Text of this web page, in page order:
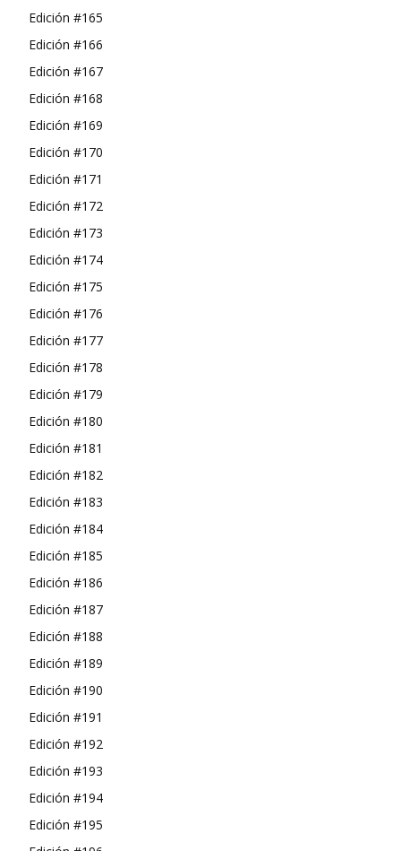
Edición #165
Edición #166
Edición #167
Edición #168
Edición #169
Edición #170
Edición #171
Edición #172
Edición #173
Edición #174
Edición #175
Edición #176
Edición #177
Edición #178
Edición #179
Edición #180
Edición #181
Edición #182
Edición #183
Edición #184
Edición #185
Edición #186
Edición #187
Edición #188
Edición #189
Edición #190
Edición #191
Edición #192
Edición #193
Edición #194
Edición #195